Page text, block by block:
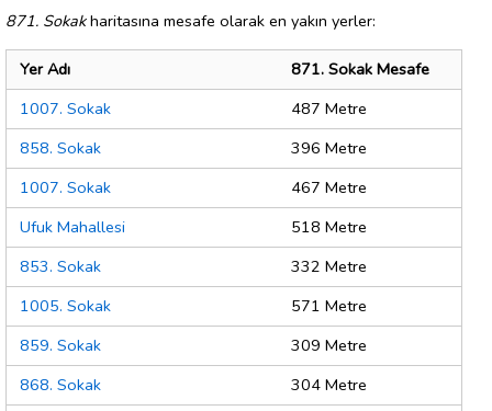
871. Sokakharitasına mesafe olarak en yakın yerler:
Yer Adı
871. Sokak Mesafe
1007. Sokak
487 Metre
858. Sokak
396 Metre
1007. Sokak
467 Metre
Ufuk Mahallesi
518 Metre
853. Sokak
332 Metre
1005. Sokak
571 Metre
859. Sokak
309 Metre
868. Sokak
304 Metre